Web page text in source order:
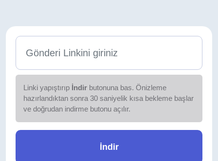
Linki yapıştırıp İndir butonuna bas. Önizleme
hazırlandıktan sonra 30 saniyelik kısa bekleme başlar
ve doğrudan indirme butonu açılır.
İndir